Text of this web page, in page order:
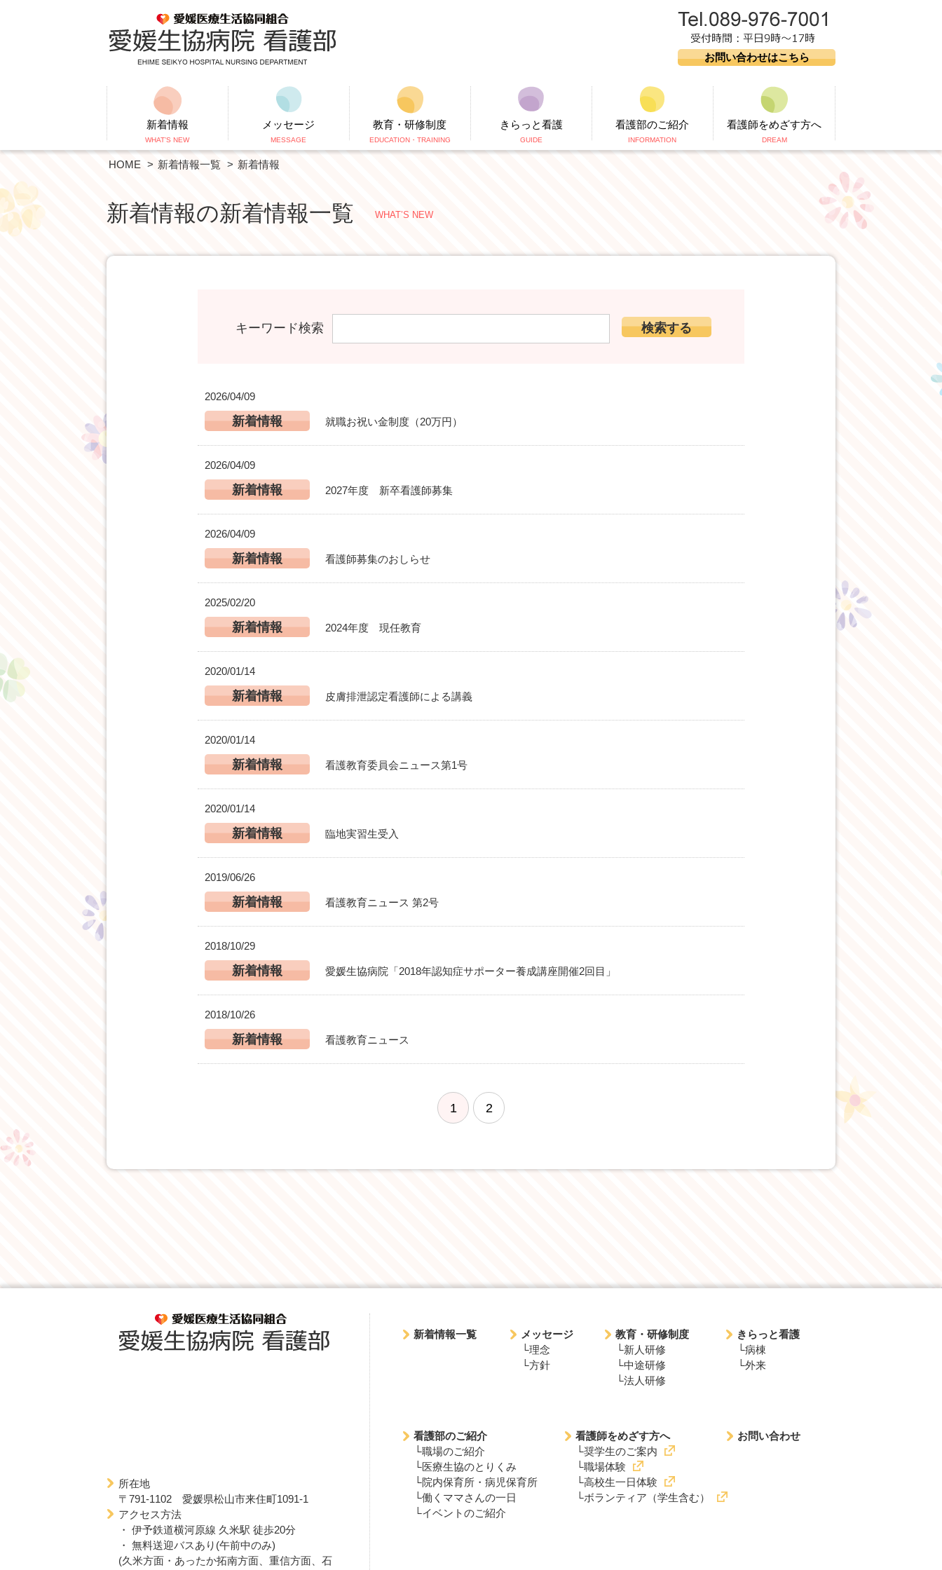
お問い合わせはこちら
新着情報
WHAT’S NEW
メッセージ
MESSAGE
教育・研修制度
EDUCATION・TRAINING
きらっと看護
GUIDE
看護部のご紹介
INFORMATION
看護師をめざす方へ
DREAM
HOME 新着情報一覧 新着情報
新着情報の新着情報一覧 WHAT’S NEW
キーワード検索
2026/04/09
新着情報 就職お祝い金制度（20万円）
2026/04/09
新着情報 2027年度 新卒看護師募集
2026/04/09
新着情報 看護師募集のおしらせ
2025/02/20
新着情報 2024年度 現任教育
2020/01/14
新着情報 皮膚排泄認定看護師による講義
2020/01/14
新着情報 看護教育委員会ニュース第1号
2020/01/14
新着情報 臨地実習生受入
2019/06/26
新着情報 看護教育ニュース 第2号
2018/10/29
新着情報 愛媛生協病院「2018年認知症サポーター養成講座開催2回目」
2018/10/26
新着情報 看護教育ニュース
1 2
所在地
〒791-1102 愛媛県松山市来住町1091-1
アクセス方法
・ 伊予鉄道横河原線 久米駅 徒歩20分
・ 無料送迎バスあり(午前中のみ)
(久米方面・あったか拓南方面、重信方面、石
新着情報一覧
メッセージ
└理念
└方針
教育・研修制度
└新人研修
└中途研修
└法人研修
きらっと看護
└病棟
└外来
看護部のご紹介
└職場のご紹介
└医療生協のとりくみ
└院内保育所・病児保育所
└働くママさんの一日
└イベントのご紹介
看護師をめざす方へ
└奨学生のご案内
└職場体験
└高校生一日体験
└ボランティア（学生含む）
お問い合わせ